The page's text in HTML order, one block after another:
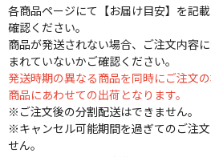
各商品ページにて【お届け目安】を記
確認ください。
商品が発送されない場合、ご注文内容
まれていないかご確認ください。
発送時期の異なる商品を同時にご注文
商品にあわせての出荷となります。
※ご注文後の分割配送はできません。
※キャンセル可能期間を過ぎてのご注
せん。